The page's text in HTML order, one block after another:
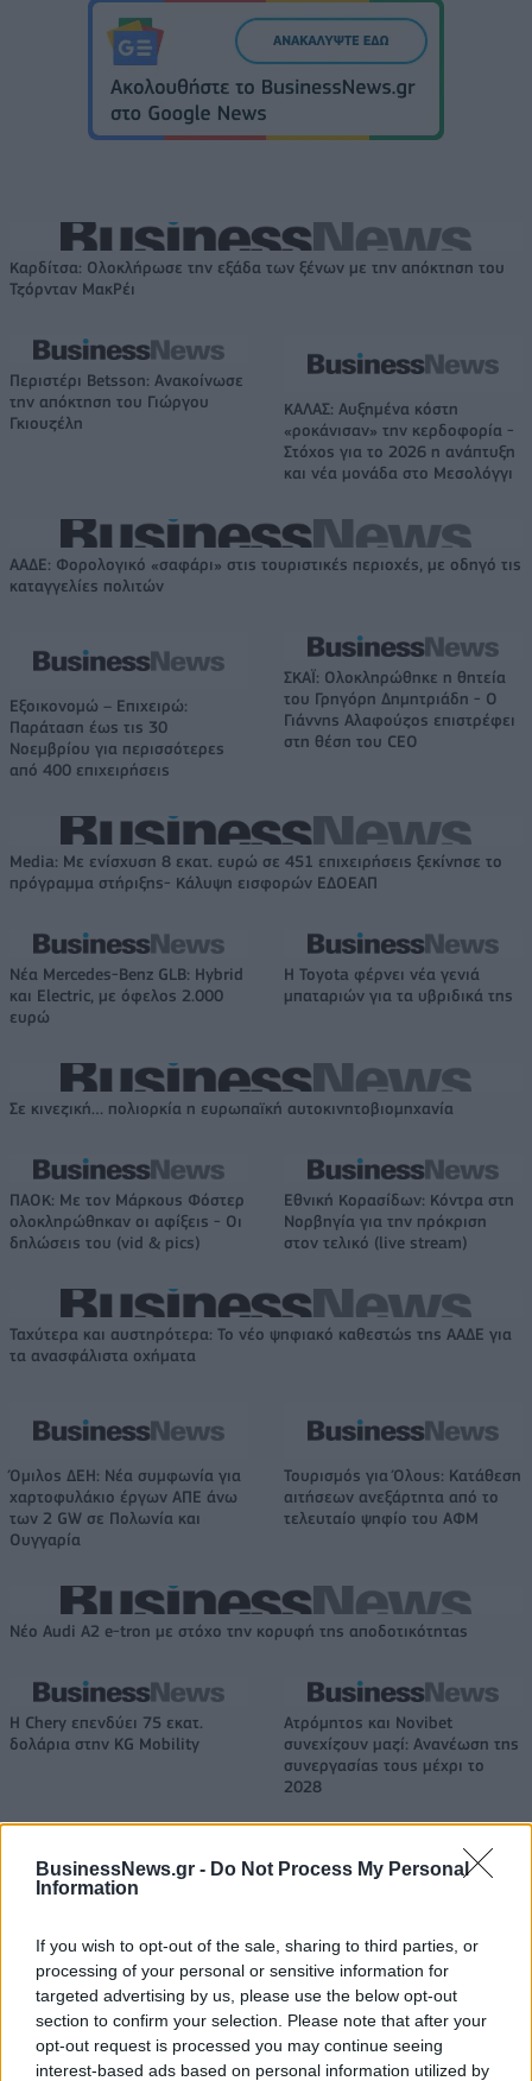
BusinessNews.gr - Do Not Process My Personal
Information
If you wish to opt-out of the sale, sharing to third parties, or
processing of your personal or sensitive information for
targeted advertising by us, please use the below opt-out
section to confirm your selection. Please note that after your
opt-out request is processed you may continue seeing
interest-based ads based on personal information utilized by
Καρδίτσα: Ολοκλήρωσε την εξάδα των ξένων με την απόκτηση του
Τζόρνταν ΜακΡέι
Περιστέρι Betsson: Ανακοίνωσε
την απόκτηση του Γιώργου
Γκιουζέλη
ΚΑΛΑΣ: Αυξημένα κόστη
«ροκάνισαν» την κερδοφορία -
Στόχος για το 2026 η ανάπτυξη
και νέα μονάδα στο Μεσολόγγι
ΑΑΔΕ: Φορολογικό «σαφάρι» στις τουριστικές περιοχές, με οδηγό τις
καταγγελίες πολιτών
Εξοικονομώ – Επιχειρώ:
Παράταση έως τις 30
Νοεμβρίου για περισσότερες
από 400 επιχειρήσεις
ΣΚΑΪ: Ολοκληρώθηκε η θητεία
του Γρηγόρη Δημητριάδη - Ο
Γιάννης Αλαφούζος επιστρέφει
στη θέση του CEO
Media: Με ενίσχυση 8 εκατ. ευρώ σε 451 επιχειρήσεις ξεκίνησε το
πρόγραμμα στήριξης- Κάλυψη εισφορών ΕΔΟΕΑΠ
Νέα Mercedes-Benz GLB: Hybrid
και Electric, με όφελος 2.000
ευρώ
Η Toyota φέρνει νέα γενιά
μπαταριών για τα υβριδικά της
Σε κινεζική… πολιορκία η ευρωπαϊκή αυτοκινητοβιομηχανία
ΠΑΟΚ: Με τον Μάρκους Φόστερ
ολοκληρώθηκαν οι αφίξεις - Οι
δηλώσεις του (vid & pics)
Εθνική Κορασίδων: Κόντρα στη
Νορβηγία για την πρόκριση
στον τελικό (live stream)
Ταχύτερα και αυστηρότερα: Το νέο ψηφιακό καθεστώς της ΑΑΔΕ για
τα ανασφάλιστα οχήματα
Όμιλος ΔΕΗ: Νέα συμφωνία για
χαρτοφυλάκιο έργων ΑΠΕ άνω
των 2 GW σε Πολωνία και
Ουγγαρία
Τουρισμός για Όλους: Kατάθεση
αιτήσεων ανεξάρτητα από το
τελευταίο ψηφίο του ΑΦΜ
Νέο Audi A2 e-tron με στόχο την κορυφή της αποδοτικότητας
Η Chery επενδύει 75 εκατ.
δολάρια στην KG Mobility
Ατρόμητος και Novibet
συνεχίζουν μαζί: Ανανέωση της
συνεργασίας τους μέχρι το
2028
18η συνεχόμενη χρονιά για τον ΟΤΕ στη διεθνή σειρά δεικτών
FTSE4Good
Alpha Bank: Για πρώτη φορά το Αρχαίο Θέατρο Επιδαύρου άνοιξε τις
πύλες του σε όλους